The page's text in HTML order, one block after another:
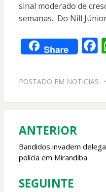
sinal moderado de
semanas. Do Nill
Share F
e
k
POSTADO EM NOTICIAS
Navegação
de
Post
ANTERIOR
Bandidos invadem
polícia em Mirandiba
SEGUINTE